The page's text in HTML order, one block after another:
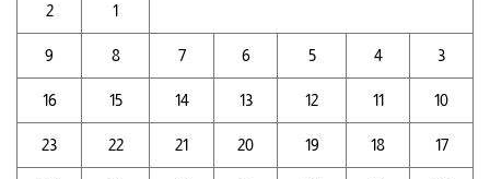
1
2
3
4
5
6
7
8
9
10
11
12
13
14
15
16
17
18
19
20
21
22
23